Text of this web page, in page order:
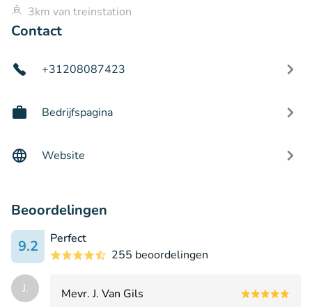
3km van treinstation
Contact
+31208087423
Bedrijfspagina
Website
Beoordelingen
9.2
Perfect
255 beoordelingen
J.
Mevr. J. Van Gils